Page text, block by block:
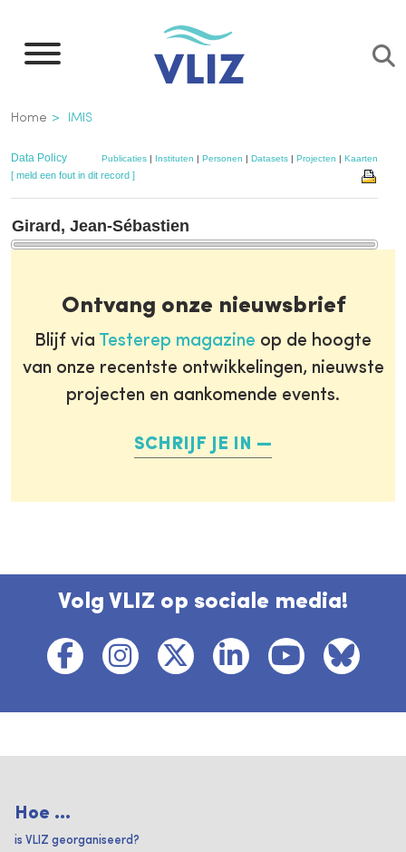
naar
inhoud
gaan
Kruimelpad
Home IMIS
Data Policy Publicaties | Instituten | Personen | Datasets | Projecten | Kaarten
[ meld een fout in dit record ]
Girard, Jean-Sébastien
Ontvang onze nieuwsbrief
Blijf via Testerep magazine op de hoogte
van onze recentste ontwikkelingen, nieuwste
projecten en aankomende events.
SCHRIJF JE IN
Volg VLIZ op sociale media!
Hoe ...
is VLIZ georganiseerd?